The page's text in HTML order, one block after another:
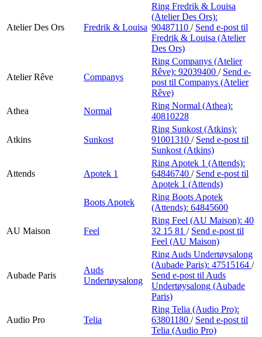
Atelier Des Ors Fredrik & Louisa
Ring Fredrik & Louisa
(Atelier Des Ors):
90487110 / Send e-post til
Fredrik & Louisa (Atelier
Des Ors)
Atelier Rêve Companys
Ring Companys (Atelier
Rêve): 92039400 / Send e-
post til Companys (Atelier
Rêve)
Athea
Normal
Ring Normal (Athea):
40810228
Atkins Sunkost
Ring Sunkost (Atkins):
91001310 / Send e-post til
Sunkost (Atkins)
Attends Apotek 1
Ring Apotek 1 (Attends):
64846740 / Send e-post til
Apotek 1 (Attends)
Boots Apotek
Ring Boots Apotek
(Attends): 64845600
AU Maison Feel
Ring Feel (AU Maison): 40
32 15 81 / Send e-post til
Feel (AU Maison)
Aubade Paris
Auds
Undertøysalong
Ring Auds Undertøysalong
(Aubade Paris): 47515164 /
Send e-post til Auds
Undertøysalong (Aubade
Paris)
Audio Pro Telia
Ring Telia (Audio Pro):
63801180 / Send e-post til
Telia (Audio Pro)